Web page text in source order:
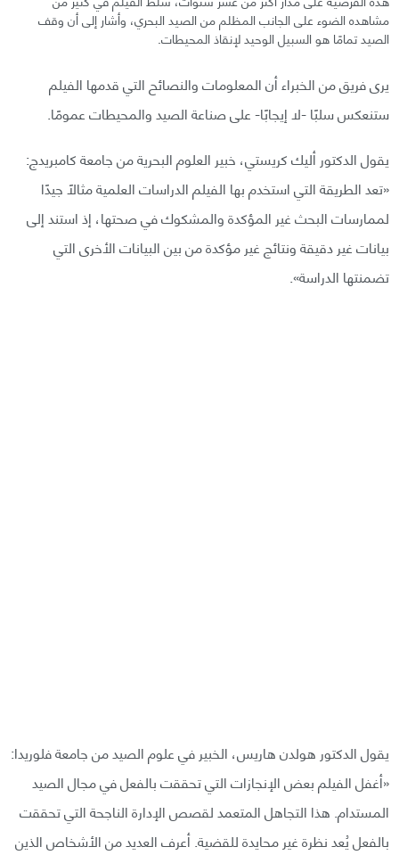
مشاهده الضوء على الجانب المظلم من الصيد البحري، وأشار إلى أن وقف
الصيد تمامًا هو السبيل الوحيد لإنقاذ المحيطات.
يرى فريق من الخبراء أن المعلومات والنصائح التي قدمها الفيلم
ستنعكس سلبًا -لا إيجابًا- على صناعة الصيد والمحيطات عمومًا.
يقول الدكتور أليك كريستي، خبير العلوم البحرية من جامعة كامبريدج:
«تعد الطريقة التي استخدم بها الفيلم الدراسات العلمية مثالًا جيدًا
لممارسات البحث غير المؤكدة والمشكوك في صحتها، إذ استند إلى
بيانات غير دقيقة ونتائج غير مؤكدة من بين البيانات الأخرى التي
تضمنتها الدراسة».
يقول الدكتور هولدن هاريس، الخبير في علوم الصيد من جامعة فلوريدا:
«أغفل الفيلم بعض الإنجازات التي تحققت بالفعل في مجال الصيد
المستدام. هذا التجاهل المتعمد لقصص الإدارة الناجحة التي تحققت
بالفعل يُعد نظرة غير محايدة للقضية. أعرف العديد من الأشخاص الذين